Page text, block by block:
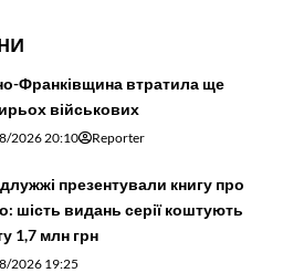
Франківщина втратила ще
військових
2026 20:10 Reporter
презентували книгу про
шість видань серії коштують
1,7 млн грн
2026 19:25